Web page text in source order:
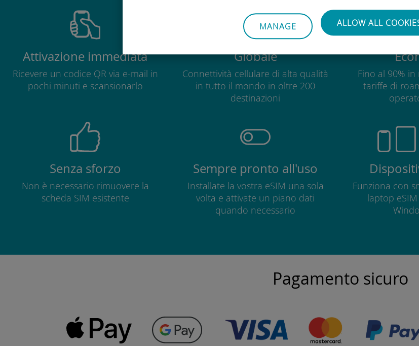
MANAGE ALLOW ALL
Attivazione immediata
Ricevere un codice QR via e-mail in
pochi minuti e scansionarlo
Globale
Connettività cellulare di alta qualità
in tutto il mondo in oltre 200
destinazioni
Fino al 90%
tariffe di
Senza sforzo
Non è necessario rimuovere la
scheda SIM esistente
Sempre pronto all'uso
Installate la vostra eSIM una sola
volta e attivate un piano dati
quando necessario
Funziona con
laptop
Pagamento sicuro